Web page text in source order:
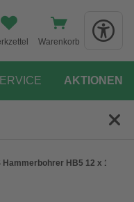
Warenkorb
AKTIONEN
Hammerbohrer HB5 12 x 160